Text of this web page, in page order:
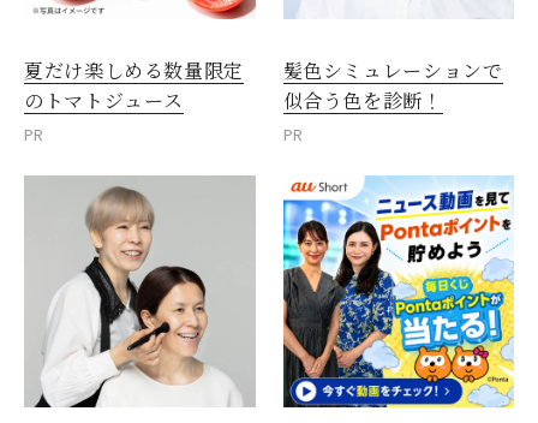
夏だけ楽しめる数量限定
のトマトジュース
PR
髪色シミュレーションで
似合う色を診断！
PR